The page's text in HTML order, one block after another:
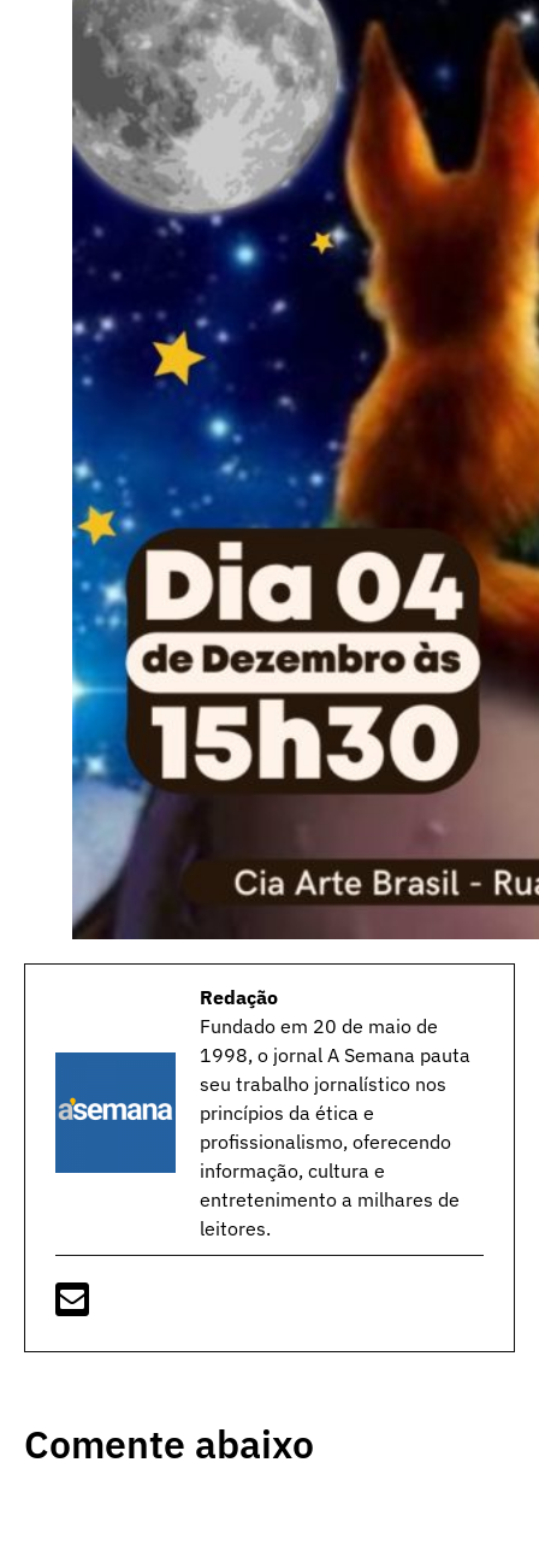
Redação
Fundado em 20 de maio de
1998, o jornal A Semana pauta
seu trabalho jornalístico nos
princípios da ética e
profissionalismo, oferecendo
informação, cultura e
entretenimento a milhares de
leitores.
Comente abaixo